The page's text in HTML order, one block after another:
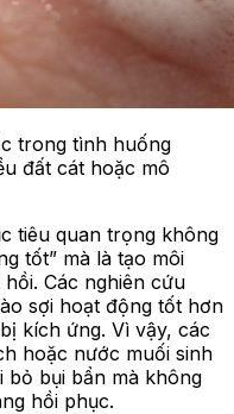
trong tình huống
đất cát hoặc mô
tiêu quan trọng không
tốt” mà là tạo môi
Các nghiên cứu
sợi hoạt động tốt hơn
kích ứng. Vì vậy, các
hoặc nước muối sinh
bỏ bụi bẩn mà không
hồi phục.